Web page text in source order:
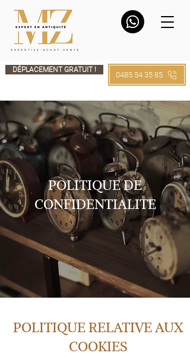
DÉPLACEMENT GRATUIT !
0485 54 35 85
POLITIQUE DE
CONFIDENTIALITE
POLITIQUE RELATIVE AUX
COOKIES